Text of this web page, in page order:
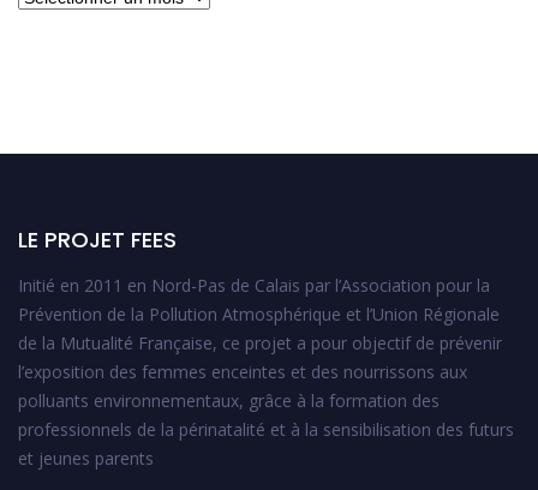
LE PROJET FEES
Initié en 2011 en Nord-Pas de Calais par l’Association pour la
Prévention de la Pollution Atmosphérique et l’Union Régionale
de la Mutualité Française, ce projet a pour objectif de prévenir
l’exposition des femmes enceintes et des nourrissons aux
polluants environnementaux, grâce à la formation des
professionnels de la périnatalité et à la sensibilisation des futurs
et jeunes parents